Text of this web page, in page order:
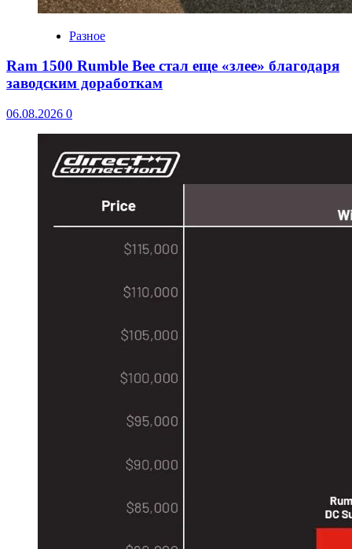
Разное
Ram 1500 Rumble Bee стал еще «злее» благодаря
заводским доработкам
06.08.2026 0